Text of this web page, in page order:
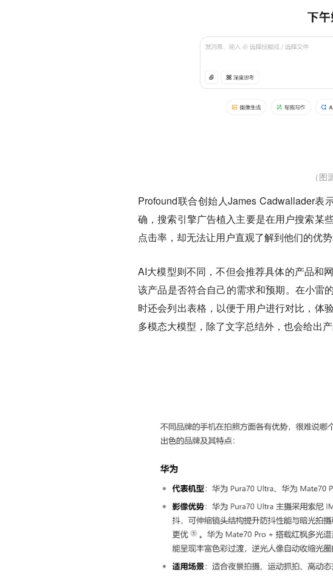
（图
Profound联合创始人James Cadwallader
确，搜索引擎广告植入主要是在用户搜索某
点击率，却无法让用户直观了解到他们的优势
AI大模型则不同，不但会推荐具体的产品和
该产品是否符合自己的需求和预期。在小雷
时还会列出表格，以便于用户进行对比，体
多模态大模型，除了文字总结外，也会给出